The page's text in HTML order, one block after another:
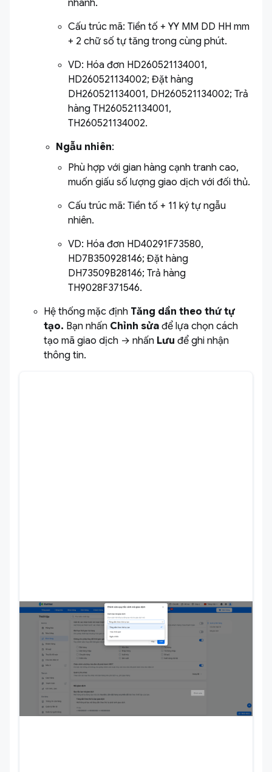
nhánh.
Cấu trúc mã: Tiền tố + YY MM DD HH mm
+ 2 chữ số tự tăng trong cùng phút.
VD: Hóa đơn HD260521134001,
HD260521134002; Đặt hàng
DH260521134001, DH260521134002; Trả
hàng TH260521134001,
TH260521134002.
Ngẫu nhiên:
Phù hợp với gian hàng cạnh tranh cao,
muốn giấu số lượng giao dịch với đối thủ.
Cấu trúc mã: Tiền tố + 11 ký tự ngẫu
nhiên.
VD: Hóa đơn HD40291F73580,
HD7B350928146; Đặt hàng
DH73509B28146; Trả hàng
TH9028F371546.
Hệ thống mặc định Tăng dần theo thứ tự
tạo. Bạn nhấn Chỉnh sửa để lựa chọn cách
tạo mã giao dịch → nhấn Lưu để ghi nhận
thông tin.